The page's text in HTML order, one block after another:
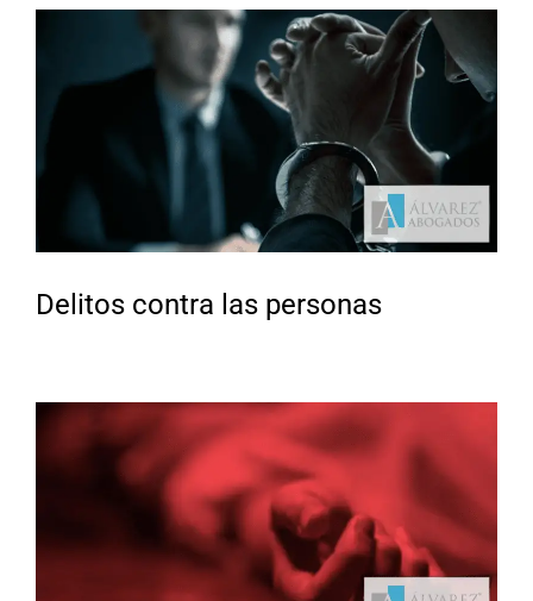
Delitos contra las personas